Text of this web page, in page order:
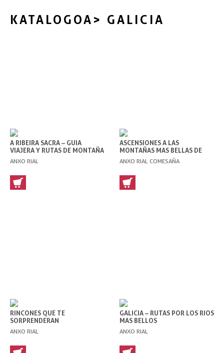
KATALOGOA > GALICIA
A RIBEIRA SACRA – GUIA
VIAJERA Y RUTAS DE MONTAÑA
ANXO RIAL
ASCENSIONES A LAS
MONTAÑAS MAS BELLAS DE
GALICIA
ANXO RIAL COMESAÑA
RINCONES QUE TE
SORPRENDERAN
ANXO RIAL
GALICIA – RUTAS POR LOS RIOS
MAS BELLOS
ANXO RIAL